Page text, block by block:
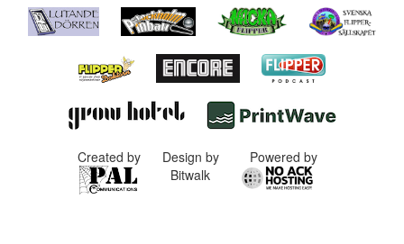
Created by
Design by
Bitwalk
Powered by